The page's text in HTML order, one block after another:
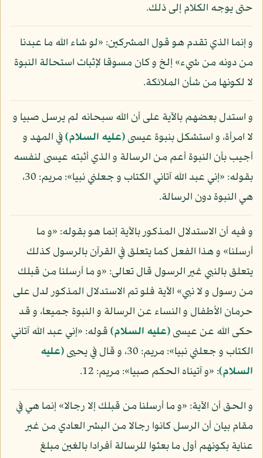
حتى يوجه الكلام إلى ذلك.
و إنما الذي تقدم هو قول المشركين: «لو شاء الله ما عبدنا
من دونه من شيء» إلخ و كان مسوقا لإثبات استحالة النبوة
لا لكونها من شأن الملائكة.
و استدل بعضهم بالآية على أن الله سبحانه لم يرسل صبيا و
لا امرأة، و استشكل بنبوة عيسى(عليه السلام)في المهد و
أجيب بأن النبوة أعم من الرسالة و الذي أثبته عيسى لنفسه
بقوله: «إني عبد الله آتاني الكتاب و جعلني نبيا»: مريم: 30،
هي النبوة دون الرسالة.
و فيه أن الاستدلال المذكور بالآية إنما هو بقوله: «و ما
أرسلنا» و هذا الفعل كما يتعلق في القرآن بالرسول كذلك
يتعلق بالنبي غير الرسول قال تعالى: «و ما أرسلنا من قبلك
من رسول و لا نبي» الآية فلو تم الاستدلال المذكور لدل على
حرمان الأطفال و النساء عن الرسالة و النبوة جميعا، و قد
حكى الله عن عيسى(عليه السلام)قوله: «إني عبد الله آتاني
الكتاب و جعلني نبيا»: مريم: 30، و قال في يحيى
(عليه
السلام): «و آتيناه الحكم صبيا»: مريم: 12.
و الحق أن الآية: «و ما أرسلنا من قبلك إلا رجالا» إنما هي في
مقام بيان أن الرسل كانوا رجالا من البشر العادي من غير
عناية بكونهم أول ما بعثوا للرسالة أفرادا بالغين مبلغ